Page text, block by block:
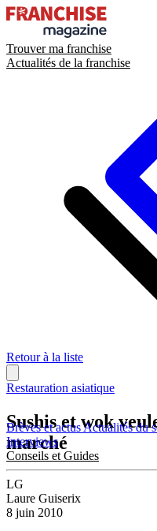
Trouver ma franchise
Actualités de la franchise
Brèves et actusActualités du
Interviews
Conseils et Guides
Retour à la liste
Restauration asiatique
Sushis et wok
marché
LG
Laure Guiserix
8 juin 2010